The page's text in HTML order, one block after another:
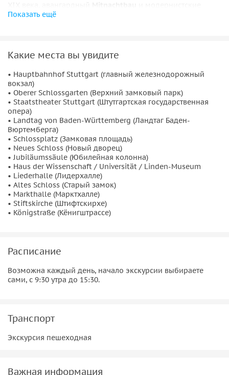
объекты послевоенного Штутгарта:
• гостиницу Am Schlossgarten,
• земельный парламент Landtag.
И, конечно же, мы заглянем вгастрономический рай
Markthalle
и прогуляемся по главной пешеходной улице,
Königstraße.
Показать ещё
Какие места вы увидите
• Hauptbahnhof Stuttgart (главный железнодорожный
вокзал)
• Oberer Schlossgarten (Верхний замковый парк)
• Staatstheater Stuttgart (Штутгартская государственная
опера)
• Landtag von Baden-Württemberg (Ландтаг Баден-
Вюртемберга)
• Schlossplatz (Замковая площадь)
• Neues Schloss (Новый дворец)
• Jubiläumssäule (Юбилейная колонна)
• Haus der Wissenschaft / Universität / Linden-Museum
• Liederhalle (Лидерхалле)
• Altes Schloss (Старый замок)
• Markthalle (Марктхалле)
• Stiftskirche (Штифтскирхе)
• Königstraße (Кёнигштрассе)
Расписание
Возможна каждый день, начало экскурсии выбираете
сами, с 9:30 утра до 15:30.
Транспорт
Экскурсия пешеходная
Важная информация